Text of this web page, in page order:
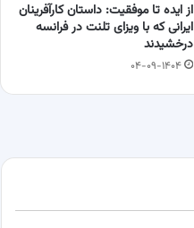
از ایده تا موفقیت: داستان کارآفرینان
ایرانی که با ویزای تلنت در فرانسه
درخشیدند
۰۴-۰۹-۱۴۰۴